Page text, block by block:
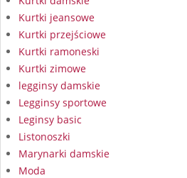
Kurtki jeansowe
Kurtki przejściowe
Kurtki ramoneski
Kurtki zimowe
legginsy damskie
Legginsy sportowe
Leginsy basic
Listonoszki
Marynarki damskie
Moda